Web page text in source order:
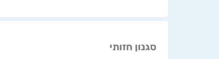
סגנון חזותי